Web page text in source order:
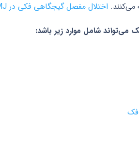
اختلال مفصل گیجگاهی فکی در TMJ
می‌تواند شامل موارد زیر باشد:
فک